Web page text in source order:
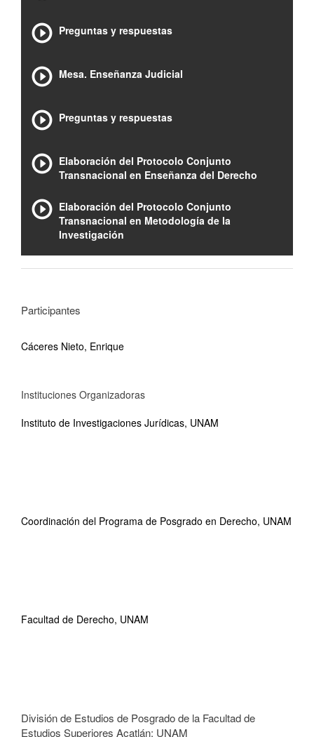
Preguntas y respuestas
Mesa. Enseñanza Judicial
Preguntas y respuestas
Elaboración del Protocolo Conjunto
Transnacional en Enseñanza del Derecho
Elaboración del Protocolo Conjunto
Transnacional en Metodología de la
Investigación
Participantes
Cáceres Nieto, Enrique
Instituciones Organizadoras
Instituto de Investigaciones Jurídicas, UNAM
Coordinación del Programa de Posgrado en Derecho, UNAM
Facultad de Derecho, UNAM
División de Estudios de Posgrado de la Facultad de
Estudios Superiores Acatlán; UNAM